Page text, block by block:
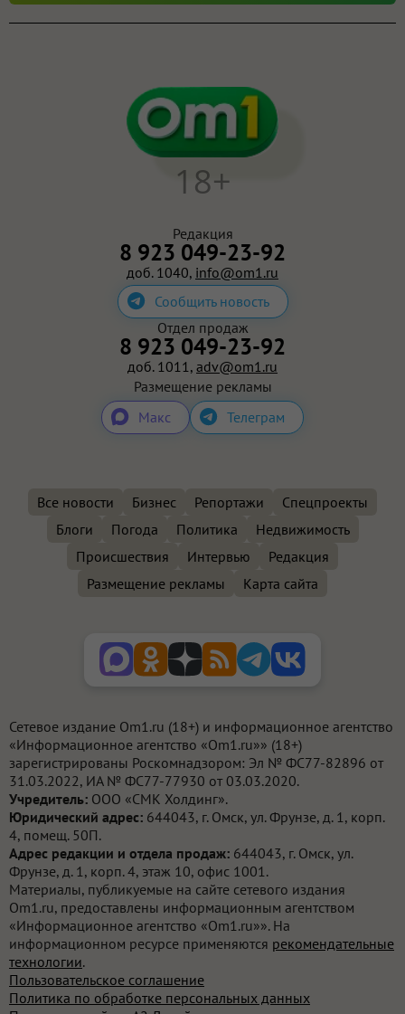
Редакция
8 923 049-23-92
доб. 1040, info@om1.ru
Сообщить новость
18+
Отдел продаж
8 923 049-23-92
доб. 1011, adv@om1.ru
Размещение рекламы
Макс
Телеграм
Все новости Бизнес Репортажи
Спецпроекты
Блоги
Погода Политика
Недвижимость
Происшествия
Интервью
Редакция
Размещение рекламы
Карта сайта
Сетевое издание Om1.ru (18+) и информационное агентство
«Информационное агентство «Om1.ru»» (18+)
зарегистрированы Роскомнадзором: Эл № ФС77-82896 от
31.03.2022, ИА № ФС77-77930 от 03.03.2020.
Учредитель: ООО «СМК Холдинг».
Юридический адрес: 644043, г. Омск, ул. Фрунзе, д. 1, корп.
4, помещ. 50П.
Адрес редакции и отдела продаж: 644043, г. Омск, ул.
Фрунзе, д. 1, корп. 4, этаж 10, офис 1001.
Материалы, публикуемые на сайте сетевого издания
Om1.ru, предоставлены информационным агентством
«Информационное агентство «Om1.ru»». На
информационном ресурсе применяются рекомендательные
технологии.
Пользовательское соглашение
Политика по обработке персональных данных